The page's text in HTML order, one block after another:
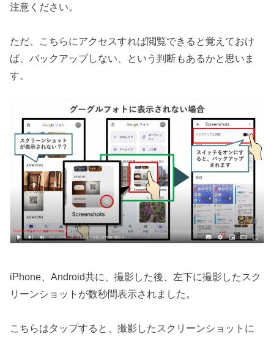
注意ください。
ただ、こちらにアクセスすれば閲覧できると覚えておけ
ば、バックアップしない、という判断もあるかと思いま
す。
iPhone、Android共に、撮影した後、左下に撮影したスク
リーンショットが数秒間表示されました。
こちらはタップすると、撮影したスクリーンショットに